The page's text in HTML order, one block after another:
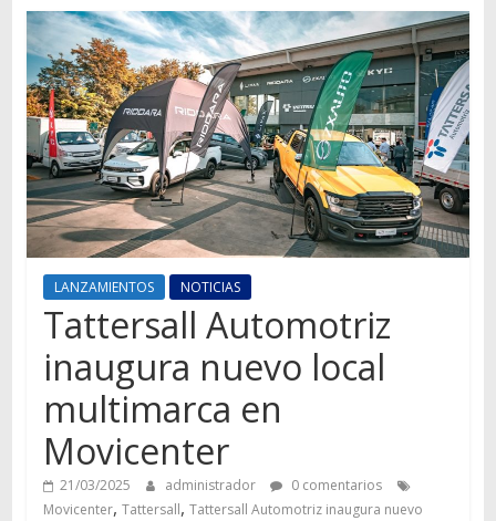
Autos,
camiones,
motos,
información
del
mundo
del
transporte
LANZAMIENTOS NOTICIAS
Tattersall Automotriz
inaugura nuevo local
multimarca en
Movicenter
21/03/2025 administrador
0 comentarios
Movicenter, Tattersall, Tattersall Automotriz inaugura nuevo